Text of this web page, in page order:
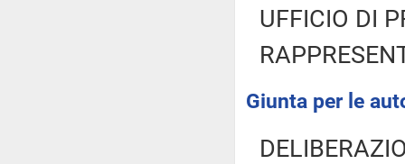
UFFICIO DI
Giunta per le